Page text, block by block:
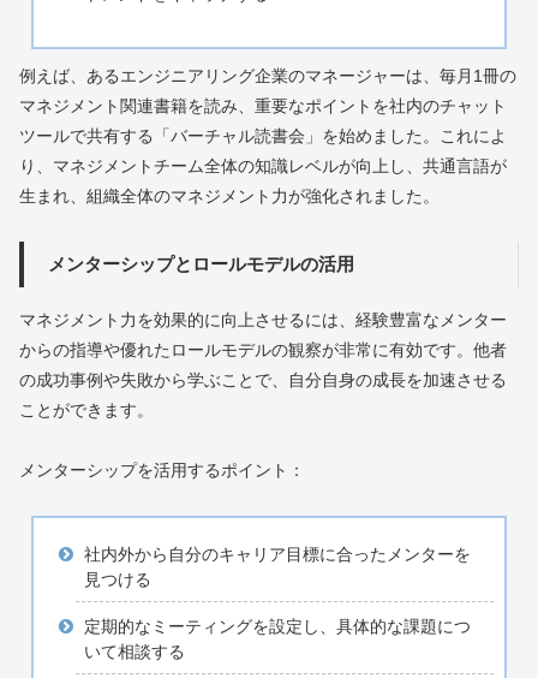
例えば、あるエンジニアリング企業のマネージャーは、毎月1冊の
マネジメント関連書籍を読み、重要なポイントを社内のチャット
ツールで共有する「バーチャル読書会」を始めました。これによ
り、マネジメントチーム全体の知識レベルが向上し、共通言語が
生まれ、組織全体のマネジメント力が強化されました。
メンターシップとロールモデルの活用
マネジメント力を効果的に向上させるには、経験豊富なメンター
からの指導や優れたロールモデルの観察が非常に有効です。他者
の成功事例や失敗から学ぶことで、自分自身の成長を加速させる
ことができます。
メンターシップを活用するポイント：
社内外から自分のキャリア目標に合ったメンターを
見つける
定期的なミーティングを設定し、具体的な課題につ
いて相談する